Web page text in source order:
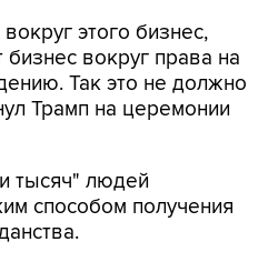
этого бизнес,
вокруг права на
Так это не должно
Трамп на церемонии
тысяч" людей
способом получения